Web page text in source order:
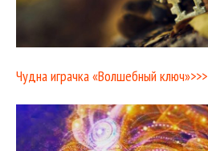
Чудна играчка «Волшебный ключ»>>>